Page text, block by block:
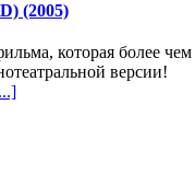
(2005)
которая более
версии!